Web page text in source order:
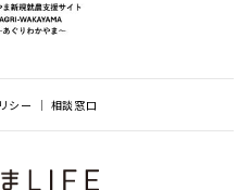
シー 相談窓口